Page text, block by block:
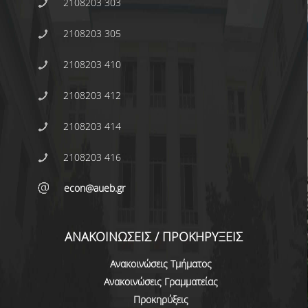
2108203 305
2108203 410
2108203 412
2108203 414
2108203 416
econ@aueb.gr
ΑΝΑΚΟΙΝΩΣΕΙΣ / ΠΡΟΚΗΡΥΞΕΙΣ
Ανακοινώσεις Τμήματος
Ανακοινώσεις Γραμματείας
Προκηρύξεις